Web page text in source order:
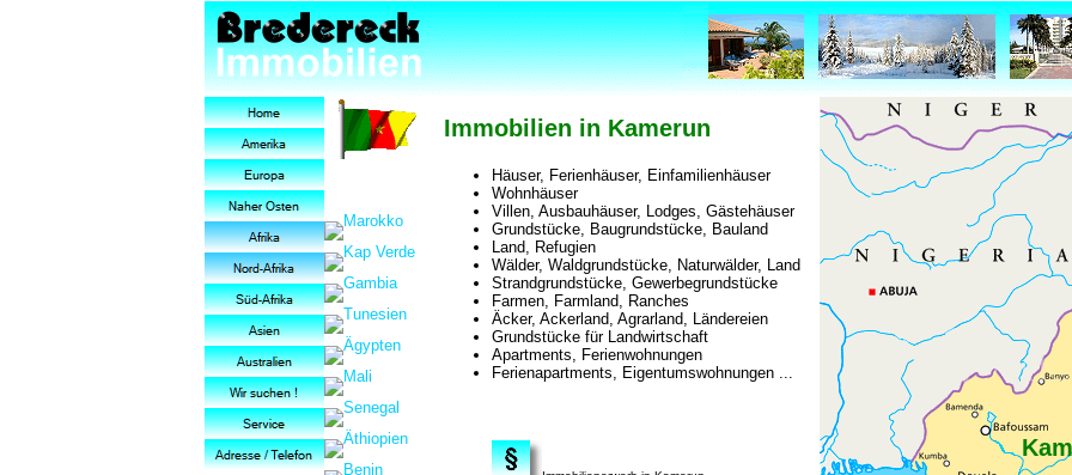
Immobilien in Kamerun
Häuser, Ferienhäuser, Einfamilienhäuser
Wohnhäuser
Villen, Ausbauhäuser, Lodges, Gästehäuser
Grundstücke, Baugrundstücke, Bauland
Land, Refugien
Wälder, Waldgrundstücke, Naturwälder, Land
Strandgrundstücke, Gewerbegrundstücke
Farmen, Farmland, Ranches
Äcker, Ackerland, Agrarland, Ländereien
Grundstücke für Landwirtschaft
Apartments, Ferienwohnungen
Ferienapartments, Eigentumswohnungen ...